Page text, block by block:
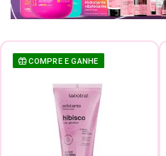
COMPRE E GANHE